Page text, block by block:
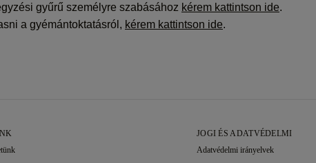
gyűrű személyre szabásához kérem kattintson ide.
a gyémántoktatásról, kérem kattintson ide.
JOGI ÉS ADATVÉDELMI
Adatvédelmi irányelvek